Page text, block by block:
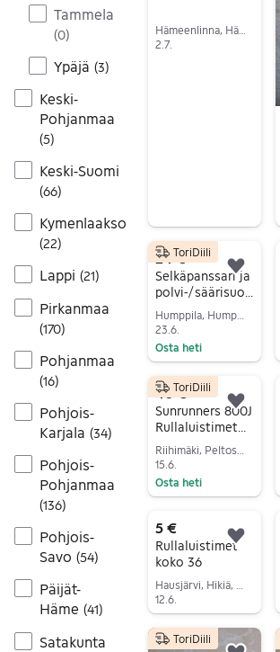
Tammela
(0)
Ypäjä (3)
Keski-
Pohjanmaa
(5)
Keski-Suomi
(66)
Kymenlaakso
(22)
Lappi (21)
Pirkanmaa
(170)
Pohjanmaa
(16)
Pohjois-
Karjala (34)
Pohjois-
Pohjanmaa
(136)
Pohjois-
Savo (54)
Päijät-
Häme (41)
Satakunta
2.7.
24 €
Selkäpanssari ja
polvi-/säärisuoj
at,
lasten/nuorten,
146->
23.6.
Osta heti
ToriDiili
40 €
Sunrunners 800J
Rullaluistimet
Sininen
Punainen Musta
15.6.
Osta heti
ToriDiili
5 €
Rullaluistimet
koko 36
12.6.
ToriDiili